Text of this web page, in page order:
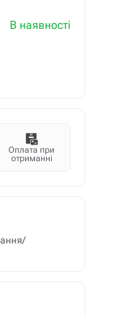
В наявності
Оплата при
отриманні